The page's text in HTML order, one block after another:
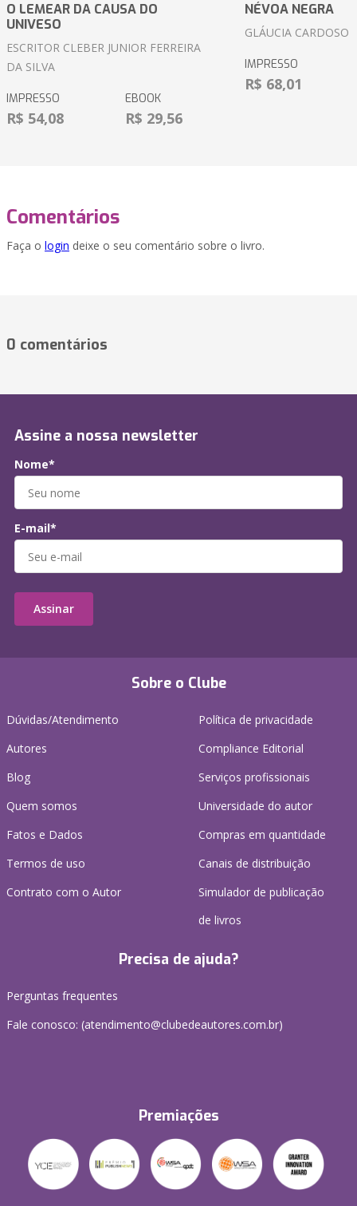
O LEMEAR DA CAUSA DO
UNIVESO
ESCRITOR CLEBER JUNIOR FERREIRA
DA SILVA
IMPRESSO
R$ 54,08
EBOOK
R$ 29,56
NÉVOA NEGRA
GLÁUCIA CARDOSO
IMPRESSO
R$ 68,01
Comentários
Faça o login deixe o seu comentário sobre o livro.
0 comentários
Sobre o Clube
Dúvidas/Atendimento
Autores
Blog
Quem somos
Fatos e Dados
Termos de uso
Contrato com o Autor
Política de privacidade
Compliance Editorial
Serviços profissionais
Universidade do autor
Compras em quantidade
Canais de distribuição
Simulador de publicação
de livros
Precisa de ajuda?
Perguntas frequentes
Fale conosco: (atendimento@clubedeautores.com.br)
Premiações
Assine a nossa newsletter
Nome*
E-mail*
Assinar